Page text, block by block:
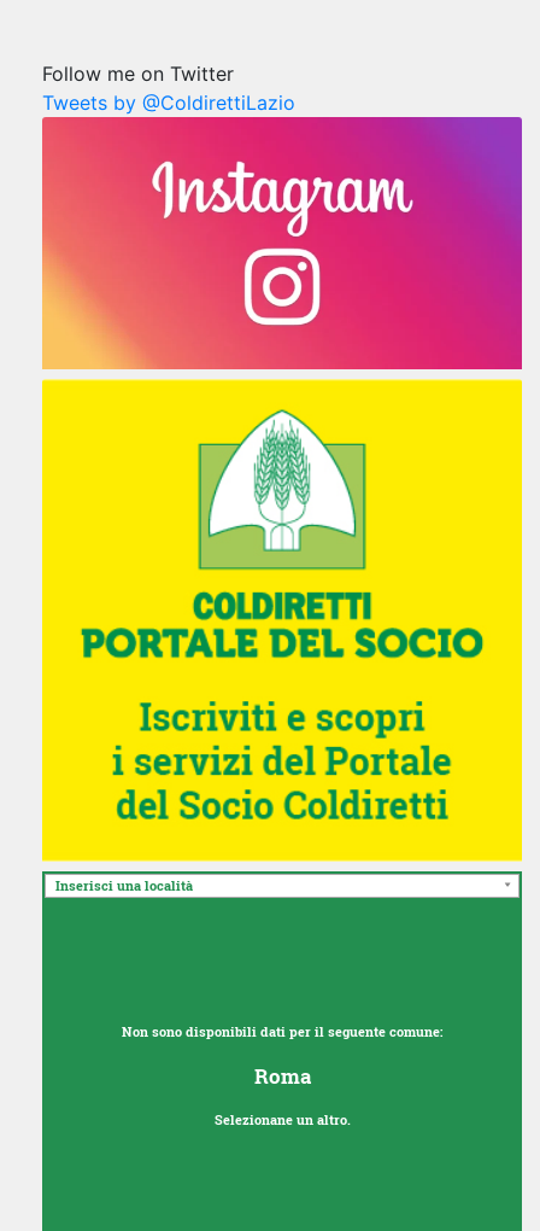
Follow me on Twitter
Tweets by @ColdirettiLazio
Inserisci una località
Non sono disponibili dati per il seguente comune:
Roma
Selezionane un altro.